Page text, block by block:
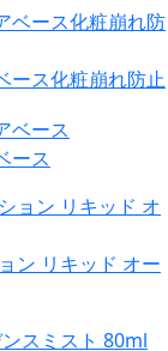
ース化粧崩れ防止
ース
ン リキッド オー